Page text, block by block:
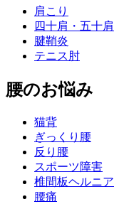
肩こり
四十肩・五十肩
腱鞘炎
テニス肘
腰のお悩み
猫背
ぎっくり腰
反り腰
スポーツ障害
椎間板ヘルニア
腰痛